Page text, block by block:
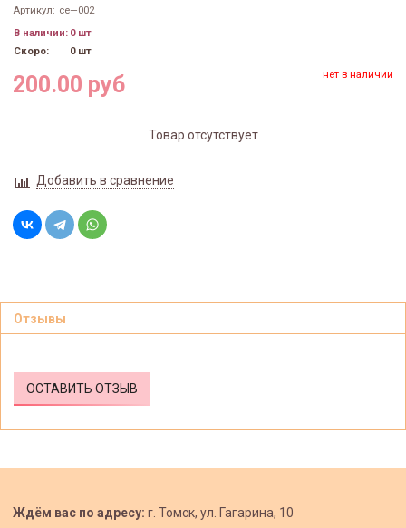
Артикул: се—002
В наличии: 0 шт
Скоро:
0 шт
200.00 руб нет в наличии
Товар отсутствует
Добавить в сравнение
Отзывы
ОСТАВИТЬ ОТЗЫВ
Ждём вас по адресу: г. Томск, ул. Гагарина, 10